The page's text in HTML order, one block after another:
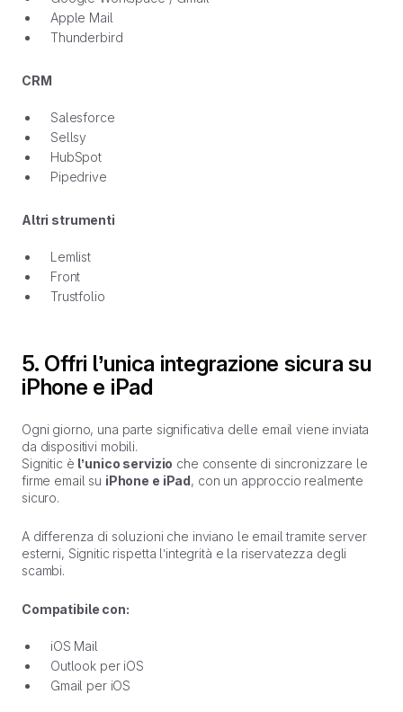
Apple Mail
Thunderbird
CRM
Salesforce
Sellsy
HubSpot
Pipedrive
Altri strumenti
Lemlist
Front
Trustfolio
5. Offri l’unica integrazione sicura su
iPhone e iPad
Ogni giorno, una parte significativa delle email viene inviata
da dispositivi mobili.
Signitic è l’unico servizio che consente di sincronizzare le
firme email su iPhone e iPad, con un approccio realmente
sicuro.
A differenza di soluzioni che inviano le email tramite server
esterni, Signitic rispetta l’integrità e la riservatezza degli
scambi.
Compatibile con:
iOS Mail
Outlook per iOS
Gmail per iOS